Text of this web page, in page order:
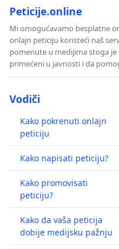
Peticije.online
Mi omogućavamo besplatne
onlajn peticiju koristeći naš
pomenute u medijima stoga
primećeni u javnosti i da
Vodiči
Kako pokrenuti onlajn
peticiju
Kako napisati peticiju?
Kako promovisati
peticiju?
Kako da vaša peticija
dobije medijsku pažnju